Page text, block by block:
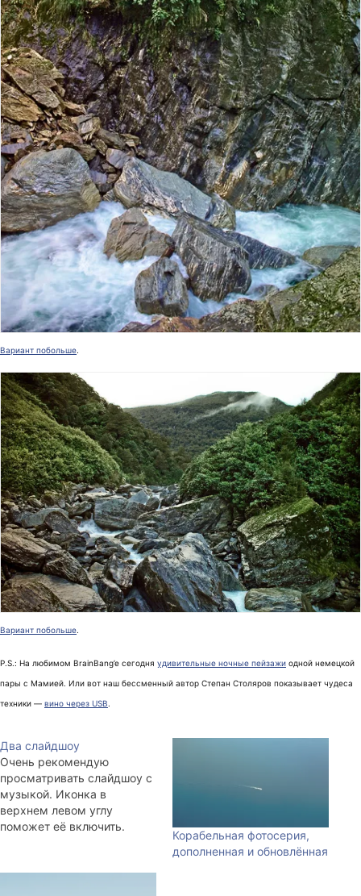
Вариант побольше.
Вариант побольше.
P.S.: На любимом BrainBang’e сегодня удивительные ночные пейзажи одной немецкой
пары с Мамией. Или вот наш бессменный автор Степан Столяров показывает чудеса
техники — вино через USB.
Два слайдшоу
Очень рекомендую
просматривать слайдшоу с
музыкой. Иконка в
верхнем левом углу
поможет её включить.
стариной и собрать
Корабельная фотосерия,
дополненная и обновлённая